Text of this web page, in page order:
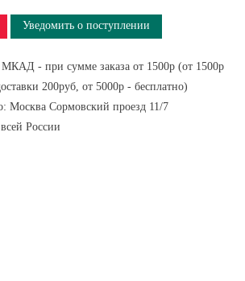
Уведомить о поступлении
МКАД - при сумме заказа от 1500р (от 1500р
200руб, от 5000р - бесплатно)
Москва Сормовский проезд 11/7
России